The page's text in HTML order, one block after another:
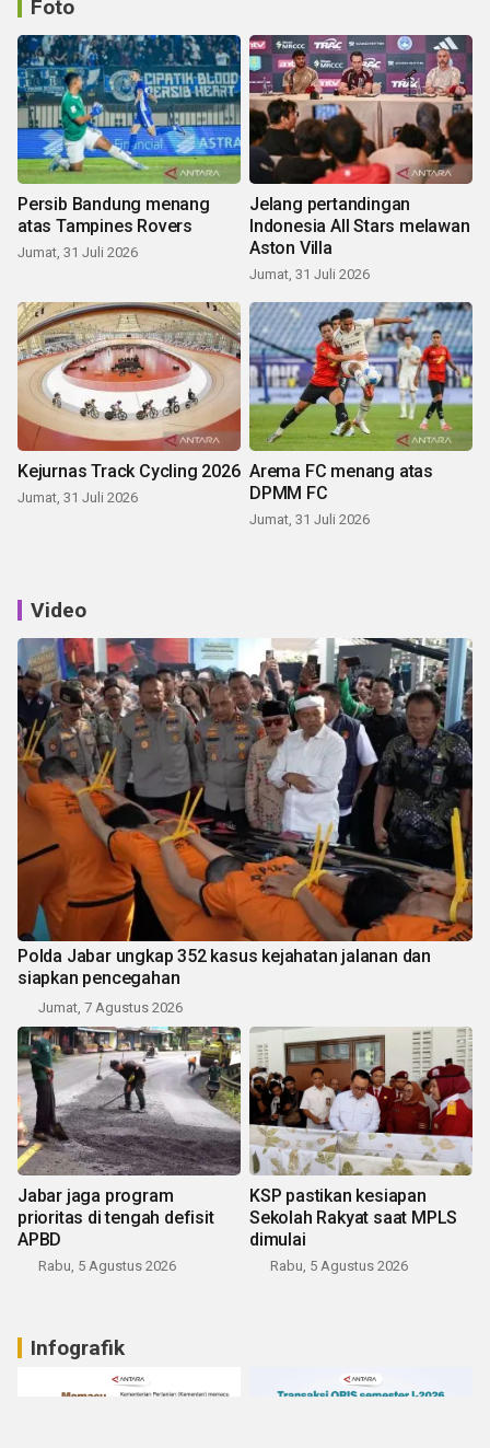
Foto
Persib Bandung menang
atas Tampines Rovers
Jumat, 31 Juli 2026
Jelang pertandingan
Indonesia All Stars melawan
Aston Villa
Jumat, 31 Juli 2026
Kejurnas Track Cycling 2026
Jumat, 31 Juli 2026
Arema FC menang atas
DPMM FC
Jumat, 31 Juli 2026
Video
Polda Jabar ungkap 352 kasus kejahatan jalanan dan
siapkan pencegahan
Jumat, 7 Agustus 2026
Jabar jaga program
prioritas di tengah defisit
APBD
Rabu, 5 Agustus 2026
KSP pastikan kesiapan
Sekolah Rakyat saat MPLS
dimulai
Rabu, 5 Agustus 2026
Infografik